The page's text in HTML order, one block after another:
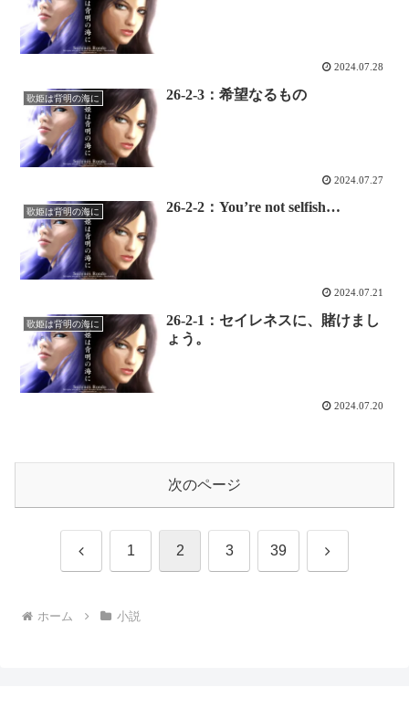
2024.07.28
歌姫は背明の海に 26-2-3：希望なるもの
2024.07.27
歌姫は背明の海に 26-2-2：You’re not selfish…
2024.07.21
歌姫は背明の海に
26-2-1：セイレネスに、賭けまし
ょう。
2024.07.20
次のページ
前 1 2 3 39 次
ホーム 小説